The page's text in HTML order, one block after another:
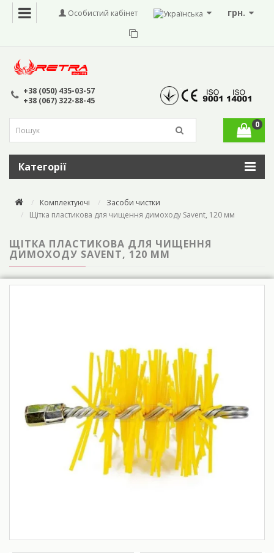
грн.
Особистий кабінет
+38 (050) 435-03-57
+38 (067) 322-88-45
0
Категорії
Комплектуючі
Засоби чистки
Щітка пластикова для чищення димоходу Savent, 120 мм
ЩІТКА ПЛАСТИКОВА ДЛЯ ЧИЩЕННЯ
ДИМОХОДУ SAVENT, 120 ММ